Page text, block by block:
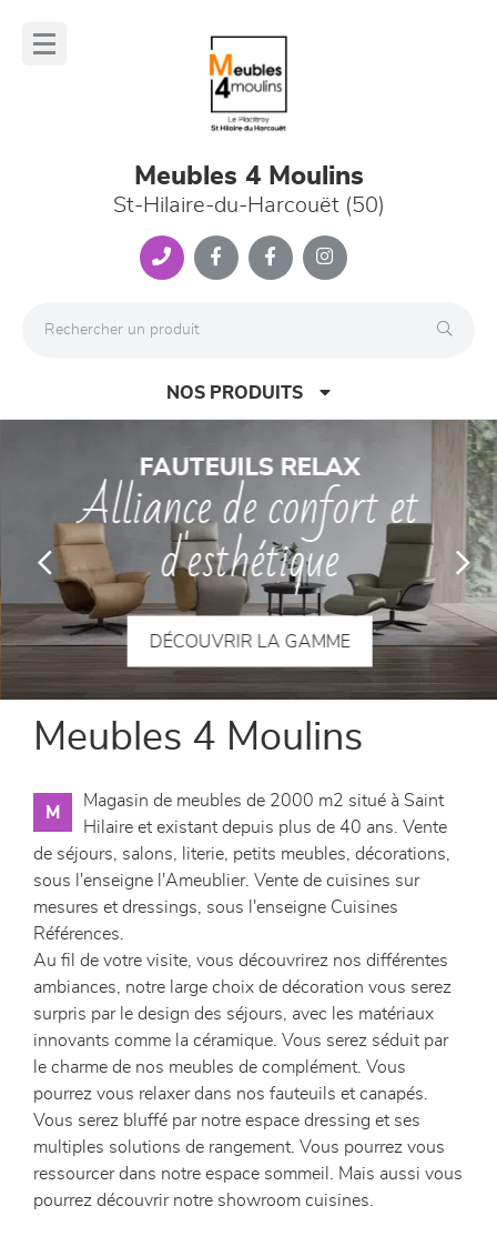
Meubles 4 Moulins
St-Hilaire-du-Harcouët (50)
NOS PRODUITS
canapés et fauteuils
séjours
meubles de complément
chambres et dressing
literie
décoration
FAUTEUILS RELAX
Alliance de confort et
d'esthétique
DÉCOUVRIR LA GAMME
Previous
Meubles 4 Moulins
M
Magasin de meubles de 2000 m2 situé à Saint
Hilaire et existant depuis plus de 40 ans. Vente
de séjours, salons, literie, petits meubles, décorations,
sous l'enseigne l'Ameublier. Vente de cuisines sur
mesures et dressings, sous l'enseigne Cuisines
Références.
Au fil de votre visite, vous découvrirez nos différentes
ambiances, notre large choix de décoration vous serez
surpris par le design des séjours, avec les matériaux
innovants comme la céramique. Vous serez séduit par
le charme de nos meubles de complément. Vous
pourrez vous relaxer dans nos fauteuils et canapés.
Vous serez bluffé par notre espace dressing et ses
multiples solutions de rangement. Vous pourrez vous
ressourcer dans notre espace sommeil. Mais aussi vous
pourrez découvrir notre showroom cuisines.